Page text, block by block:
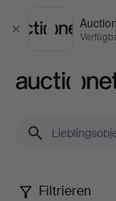
Schließen
Filtrieren